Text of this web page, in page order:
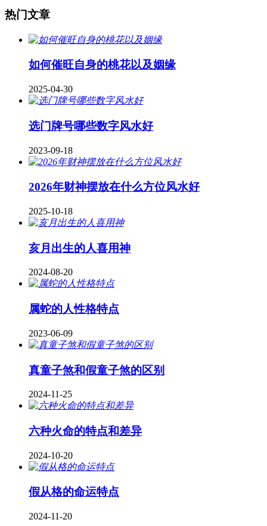
热门文章
如何催旺自身的桃花以及姻缘
2025-04-30
​选门牌号哪些数字风水好
2023-09-18
2026年财神摆放在什么方位风水好
2025-10-18
亥月出生的人喜用神
2024-08-20
属蛇的人性格特点
2023-06-09
真童子煞和假童子煞的区别
2024-11-25
六种火命的特点和差异
2024-10-20
假从格的命运特点
2024-11-20